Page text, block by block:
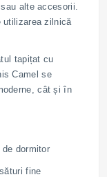
alte accesorii.
utilizarea zilnică
tapițat cu
Camel se
cât și în
dormitor
fine